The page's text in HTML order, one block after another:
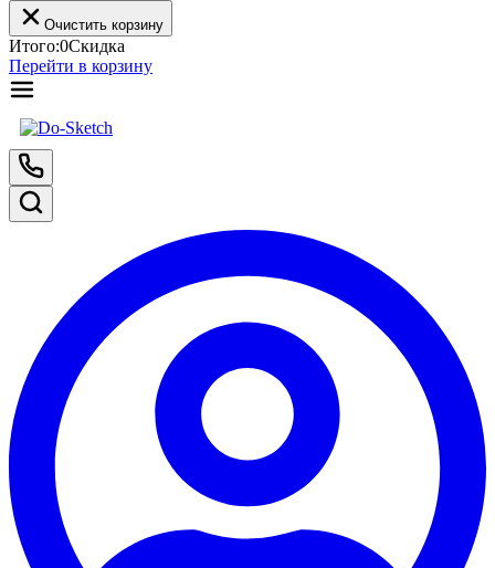
Очистить корзину
Итого:0Скидка
Перейти в корзину